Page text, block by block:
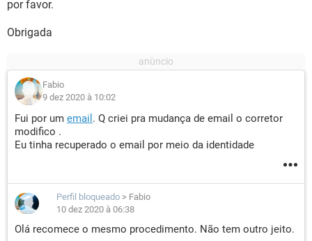
por favor.
Obrigada
Fabio
9 dez 2020 à 10:02
Fui por um email . Q criei pra mudança de email o corretor
modifico .
Eu tinha recuperado o email por meio da identidade
Perfil bloqueado > Fabio
10 dez 2020 à 06:38
Olá recomece o mesmo procedimento. Não tem outro jeito.